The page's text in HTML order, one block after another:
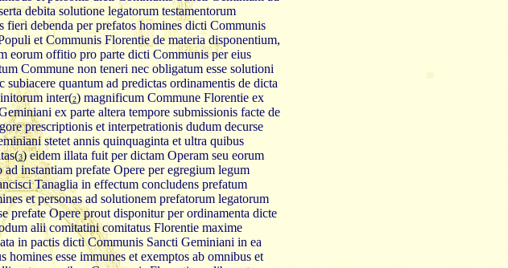
debita solutione legatorum testamentorum
debenda per prefatos homines dicti Communis
et Communis Florentie de materia disponentium,
eorum offitio pro parte dicti Communis per eius
Commune non teneri nec obligatum esse solutioni
quantum ad predictas ordinamentis de dicta
inter(2) magnificum Commune Florentie ex
ex parte altera tempore submissionis facte de
prescriptionis et interpetrationis dudum decurse
stetet annis quinquaginta et ultra quibus
(3)eidem illata fuit per dictam Operam seu eorum
instantiam prefate Opere per egregium legum
Tanaglia in effectum concludens prefatum
et personas ad solutionem prefatorum legatorum
prefate Opere prout disponitur per ordinamenta dicte
alii comitatini comitatus Florentie maxime
in pactis dicti Communis Sancti Geminiani in ea
esse immunes et exemptos ab omnibus et